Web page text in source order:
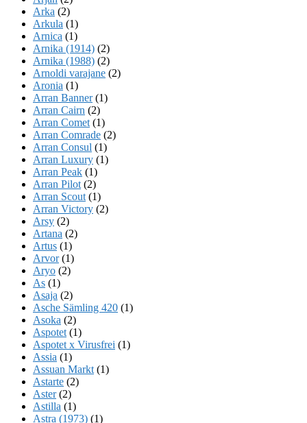
Arka (2)
Arkula (1)
Arnica (1)
Arnika (1914) (2)
Arnika (1988) (2)
Arnoldi varajane (2)
Aronia (1)
Arran Banner(1)
Arran Cairn (2)
Arran Comet (1)
Arran Comrade (2)
Arran Consul (1)
Arran Luxury (1)
Arran Peak (1)
Arran Pilot (2)
Arran Scout (1)
Arran Victory (2)
Arsy (2)
Artana (2)
Artus (1)
Arvor(1)
Aryo (2)
As (1)
Asaja (2)
Asche Sämling 420 (1)
Asoka (2)
Aspotet (1)
Aspotet x Virusfrei (1)
Assia (1)
Assuan Markt (1)
Astarte (2)
Aster(2)
Astilla (1)
Astra (1973) (1)